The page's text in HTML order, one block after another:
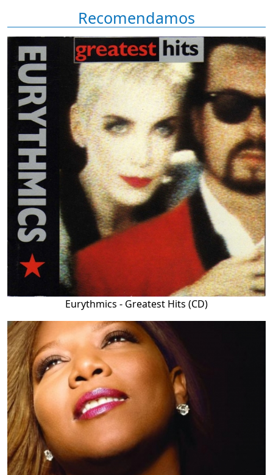
Recomendamos
Eurythmics - Greatest Hits (CD)